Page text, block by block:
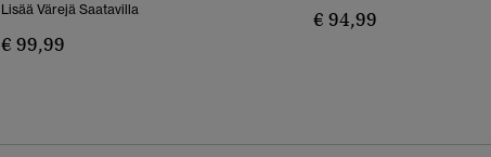
Lisää Värejä Saatavilla
€ 99,99
€ 94,99